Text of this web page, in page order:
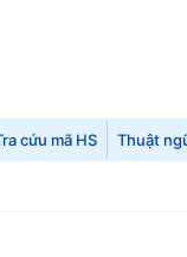
cứu mã HS Thuật